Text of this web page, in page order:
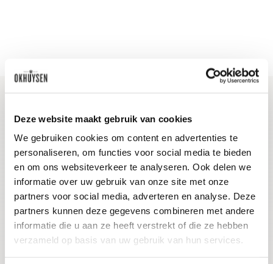
Deze website maakt gebruik van cookies
We gebruiken cookies om content en advertenties te
personaliseren, om functies voor social media te bieden
en om ons websiteverkeer te analyseren. Ook delen we
informatie over uw gebruik van onze site met onze
partners voor social media, adverteren en analyse. Deze
partners kunnen deze gegevens combineren met andere
informatie die u aan ze heeft verstrekt of die ze hebben
verzameld op basis van uw gebruik van hun services.
Blijf op de hoogte
Ontvang het laatste wijnnieuws, proeverijen en
evenementen
E-mailadres
Aanmelden